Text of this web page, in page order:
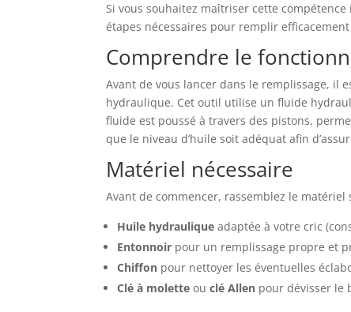
Si vous souhaitez maîtriser cette
étapes nécessaires pour remplir
Comprendre le
Avant de vous lancer dans le remplissage, il
hydraulique. Cet outil utilise un fluide
fluide est poussé à travers des pistons,
que le niveau d’huile soit adéquat afin
Matériel nécessaire
Avant de commencer, rassemblez le matériel
Huile hydraulique adaptée à votre cric
Entonnoir pour un remplissage propre et
Chiffon pour nettoyer les éventuelles
Clé à molette ouclé Allen pour dévisser le